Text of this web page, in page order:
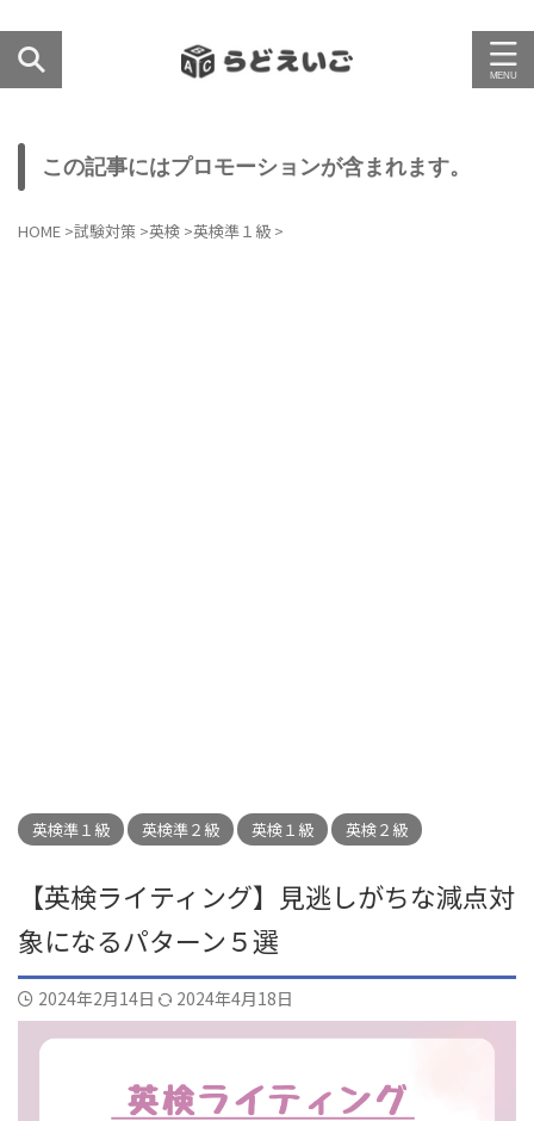
この記事にはプロモーションが含まれます。
HOME >試験対策 >英検 >英検準１級 >
英検準１級 英検準２級 英検１級 英検２級
【英検ライティング】見逃しがちな減点対
象になるパターン５選
2024年2月14日 2024年4月18日